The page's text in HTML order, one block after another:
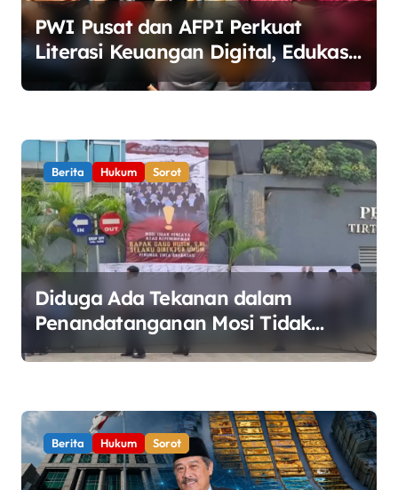
PWI Pusat dan AFPI Perkuat
Literasi Keuangan Digital, Edukasi
Masyarakat Waspadai Pinjaman
Berita Hukum Sorot
Diduga Ada Tekanan dalam
Penandatanganan Mosi Tidak
Percaya, Purnabakti Minta Polemik
Berita Hukum Sorot